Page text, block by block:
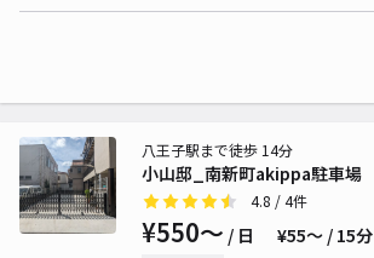
小山邸_南新町akippa駐車場
八王子駅まで徒歩 14分
4.8 / 4件
¥550〜 / 日 ¥55〜 / 15分